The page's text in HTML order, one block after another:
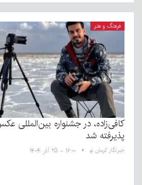
فرهنگ و هنر
کافی‌زاده، در جشنواره بین‌المللی
پذیرفته شد
خبرنگار کرمان نو ۱۶:۰۰ - ۲۵ آذر ۱۴۰۴